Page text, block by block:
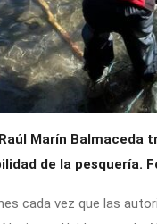
Marín Balmaceda
de la pesquería.
cada vez que las